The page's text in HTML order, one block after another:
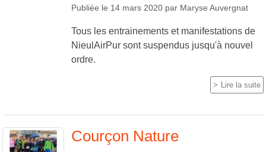
Publiée le 14 mars 2020 par Maryse Auvergnat
Tous les entrainements et manifestations de
NieulAirPur sont suspendus jusqu'à nouvel
ordre.
Lire la suite
Courçon Nature